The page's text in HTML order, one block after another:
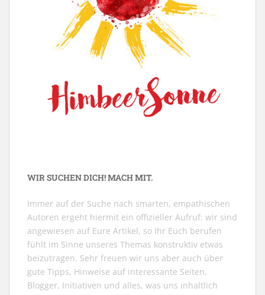
WIR SUCHEN DICH! MACH MIT.
Immer auf der Suche nach smarten, empathischen
Autoren ergeht hiermit ein offizieller Aufruf: wir sind
angewiesen auf Eure Artikel, so Ihr Euch berufen
fühlt im Sinne unseres Themas konstruktiv etwas
beizutragen. Sehr freuen wir uns aber auch über
gute Tipps, Hinweise auf interessante Seiten,
Blogger, Initiativen und alles, was uns inhaltlich